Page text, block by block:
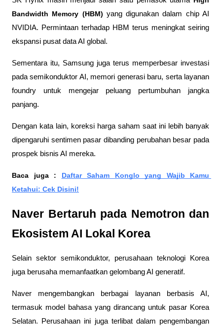
Bandwidth Memory (HBM) yang digunakan dalam chip AI
NVIDIA. Permintaan terhadap HBM terus meningkat seiring
ekspansi pusat data AI global.
Sementara itu, Samsung juga terus memperbesar investasi
pada semikonduktor AI, memori generasi baru, serta layanan
foundry untuk mengejar peluang pertumbuhan jangka
panjang.
Dengan kata lain, koreksi harga saham saat ini lebih banyak
dipengaruhi sentimen pasar dibanding perubahan besar pada
prospek bisnis AI mereka.
Baca juga : Daftar Saham Konglo yang Wajib Kamu
Ketahui: Cek Disini!
Naver Bertaruh pada Nemotron dan
Ekosistem AI Lokal Korea
Selain sektor semikonduktor, perusahaan teknologi Korea
juga berusaha memanfaatkan gelombang AI generatif.
Naver mengembangkan berbagai layanan berbasis AI,
termasuk model bahasa yang dirancang untuk pasar Korea
Selatan. Perusahaan ini juga terlibat dalam pengembangan